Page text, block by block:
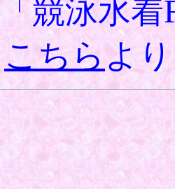
競泳水着
こちら よ